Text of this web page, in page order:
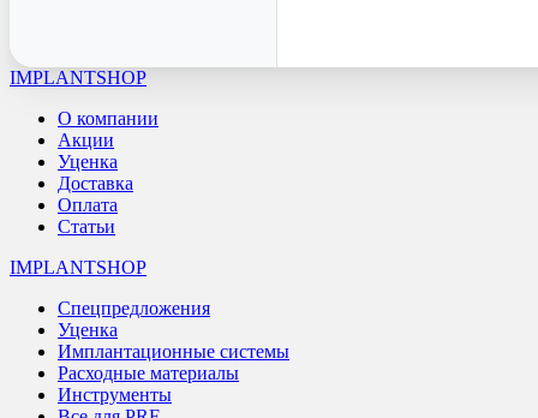
IMPLANTSHOP
О компании
Акции
Уценка
Доставка
Оплата
Статьи
IMPLANTSHOP
Спецпредложения
Уценка
Имплантационные системы
Расходные материалы
Инструменты